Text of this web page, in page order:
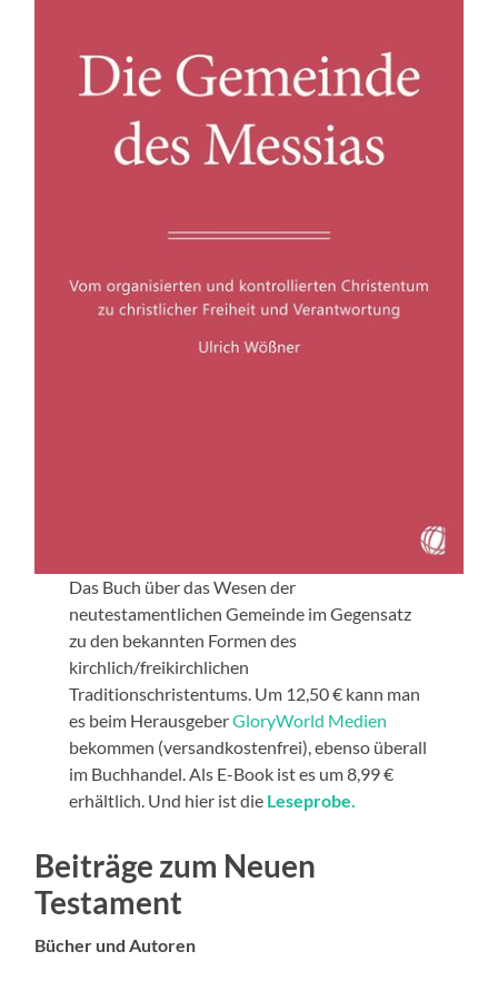
Das Buch über das Wesen der
neutestamentlichen Gemeinde im Gegensatz
zu den bekannten Formen des
kirchlich/freikirchlichen
Traditionschristentums. Um 12,50 € kann man
es beim HerausgeberGloryWorld Medien
bekommen (versandkostenfrei), ebenso überall
im Buchhandel. Als E-Book ist es um 8,99 €
erhältlich. Und hier ist die Leseprobe.
Beiträge zum Neuen
Testament
Bücher und Autoren